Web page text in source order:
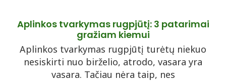
Aplinkos tvarkymas rugpjūtį: 3 patarimai
gražiam kiemui
Aplinkos tvarkymas rugpjūtį turėtų niekuo
nesiskirti nuo birželio, atrodo, vasara yra
vasara. Tačiau nėra taip, nes